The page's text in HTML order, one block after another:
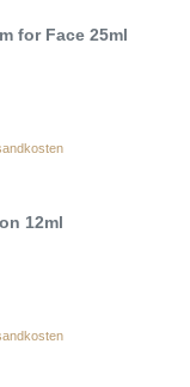
for Face 25ml
12ml